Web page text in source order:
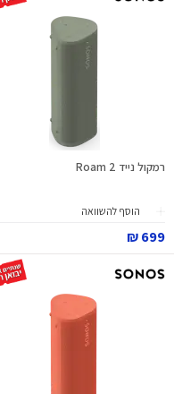
רמקול נייד Roam 2
הוסף להשוואה
699 ₪